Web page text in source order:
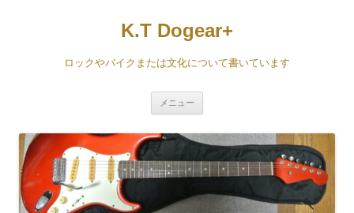
K.T Dogear+
ロックやバイクまたは文化について書いています
メニュー